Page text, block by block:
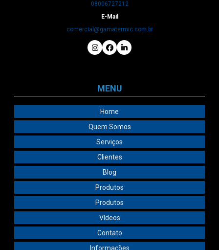
08006727212
E-Mail
comercial@gamatermic.com.br
MENU
Home
Quem Somos
Serviços
Clientes
Blog
Produtos
Produtos
Vídeos
Contato
Informações